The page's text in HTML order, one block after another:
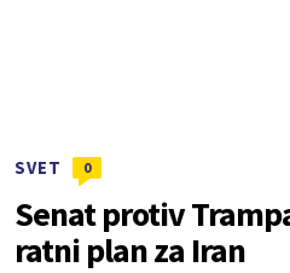
SVET 0
Senat protiv
ratni plan za Iran